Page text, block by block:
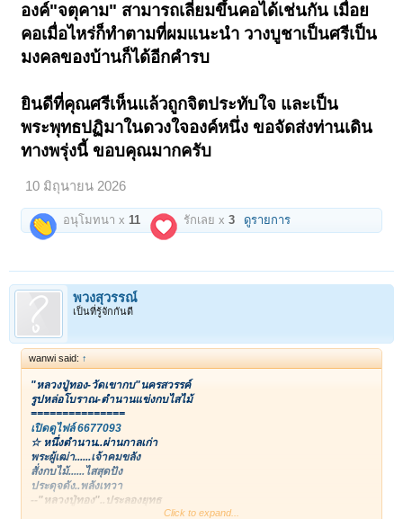
องค์"จตุคาม" สามารถเลี่ยมขึ้นคอได้เช่นกัน เมื่อย
คอเมื่อไหร่ก็ทำตามที่ผมแนะนำ วางบูชาเป็นศรีเป็น
มงคลของบ้านก็ได้อีกคำรบ
ยินดีที่คุณศรีเห็นแล้วถูกจิตประทับใจ และเป็น
พระพุทธปฏิมาในดวงใจองค์หนึ่ง ขอจัดส่งท่านเดิน
ทางพรุ่งนี้ ขอบคุณมากครับ
10 มิถุนายน 2026
อนุโมทนา x11 รักเลย x3 ดูรายการ
พวงสุวรรณ์
เป็นที่รู้จักกันดี
wanwi said: ↑
"หลวงปู่ทอง-วัดเขากบ"นครสวรรค์
รูปหล่อโบราณ-ตำนานแข่งกบไสไม้
===============
เปิดดูไฟล์ 6677093
☆ หนึ่งตำนาน..ผ่านกาลเก่า
พระผู้เฒ่า......เจ้าคมขลัง
สั่งกบไม้......ไสสุดปัง
ประดุจดัง..พลังเทวา
--"หลวงปู่ทอง"..ประลองยุทธ
Click to expand...